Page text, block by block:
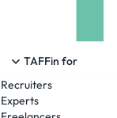
TAFFin for
Recruiters
Experts
of Canada’s
$1.2 billion.
research helps